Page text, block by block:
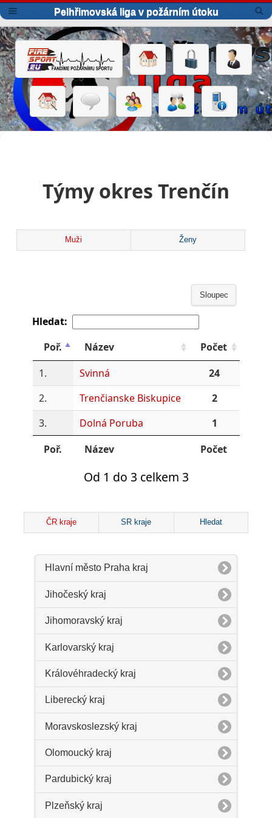
Pelhřimovská liga v požárním útoku
Týmy okres Trenčín
Muži Ženy
Sloupec
Hledat:
Poř.
Název
Počet
1.
Svinná
24
2.
Trenčianske Biskupice
2
3.
Dolná Poruba
1
Poř.
Název Počet
Od 1 do 3 celkem 3
ČR kraje SR kraje Hledat
Hlavní město Praha kraj
Jihočeský kraj
Jihomoravský kraj
Karlovarský kraj
Královéhradecký kraj
Liberecký kraj
Moravskoslezský kraj
Olomoucký kraj
Pardubický kraj
Plzeňský kraj